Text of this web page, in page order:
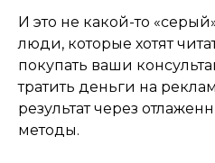
И это не какой-то
люди, которые хотят
покупать ваши
тратить деньги на
результат через
методы.